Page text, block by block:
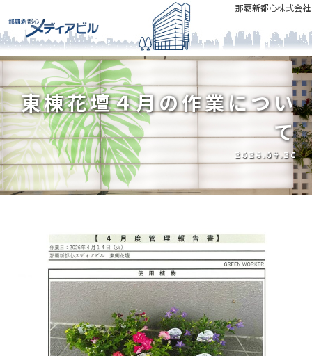
那覇新都心株式会社
東棟花壇４月の作業につい
て
2026.04.30